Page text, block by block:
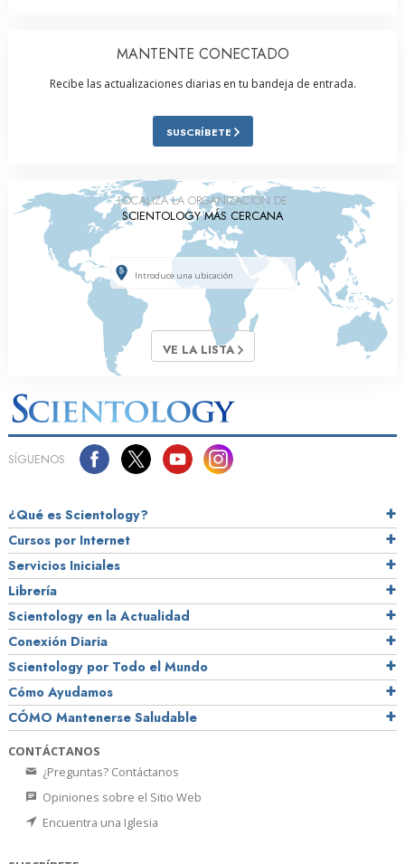
MANTENTE CONECTADO
Recibe las actualizaciones diarias en tu bandeja de entrada.
SUSCRÍBETE
LOCALIZA LA ORGANIZACIÓN DE
SCIENTOLOGY MÁS CERCANA
VE LA LISTA
SÍGUENOS
¿Qué es Scientology?
Cursos por Internet
Servicios Iniciales
Librería
Scientology en la Actualidad
Conexión Diaria
Scientology por Todo el Mundo
Cómo Ayudamos
CÓMO Mantenerse Saludable
CONTÁCTANOS
¿Preguntas? Contáctanos
Opiniones sobre el Sitio Web
Encuentra una Iglesia